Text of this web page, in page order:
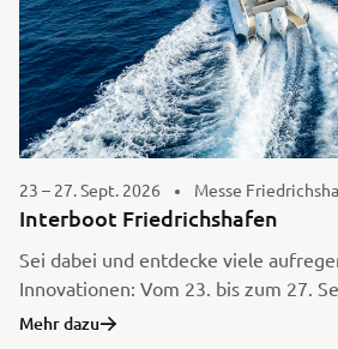
23 – 27. Sept. 2026 Messe
Interboot Friedrichshafen
Sei dabei und entdecke viele
Innovationen: Vom 23. bis zum 27.
sich das Friedrichshafener
Mehr dazu